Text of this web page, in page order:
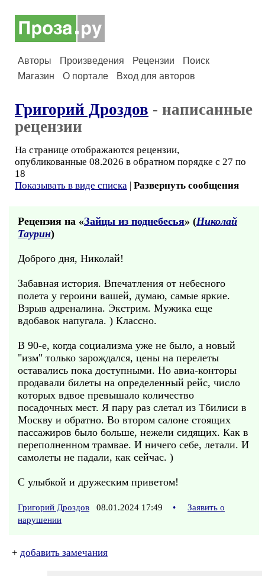
Авторы Произведения Рецензии
Поиск
Магазин
О портале Вход для авторов
Григорий Дроздов - написанные
рецензии
На странице отображаются рецензии,
опубликованные 08.2026 в обратном порядке с 27 по
18
Показывать в виде списка | Развернуть сообщения
Рецензия на «Зайцы из поднебесья» (Николай
Таурин)
Доброго дня, Николай!
Забавная история. Впечатления от небесного
полета у героини вашей, думаю, самые яркие.
Взрыв адреналина. Экстрим. Мужика еще
вдобавок напугала. ) Классно.
В 90-е, когда социализма уже не было, а новый
"изм" только зарождался, цены на перелеты
оставались пока доступными. Но авиа-конторы
продавали билеты на определенный рейс, число
которых вдвое превышало количество
посадочных мест. Я пару раз слетал из Тбилиси в
Москву и обратно. Во втором салоне стоящих
пассажиров было больше, нежели сидящих. Как в
переполненном трамвае. И ничего себе, летали. И
самолеты не падали, как сейчас. )
С улыбкой и дружеским приветом!
Григорий Дроздов 08.01.2024 17:49 •
Заявить о
нарушении
+ добавить замечания